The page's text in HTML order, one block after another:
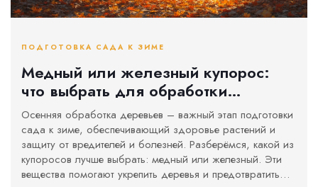
ПОДГОТОВКА САДА К ЗИМЕ
Медный или железный купорос:
что выбрать для обработки
деревьев осенью?
Осенняя обработка деревьев – важный этап подготовки
сада к зиме, обеспечивающий здоровье растений и
защиту от вредителей и болезней. Разберёмся, какой из
купоросов лучше выбрать: медный или железный. Эти
вещества помогают укрепить деревья и предотвратить